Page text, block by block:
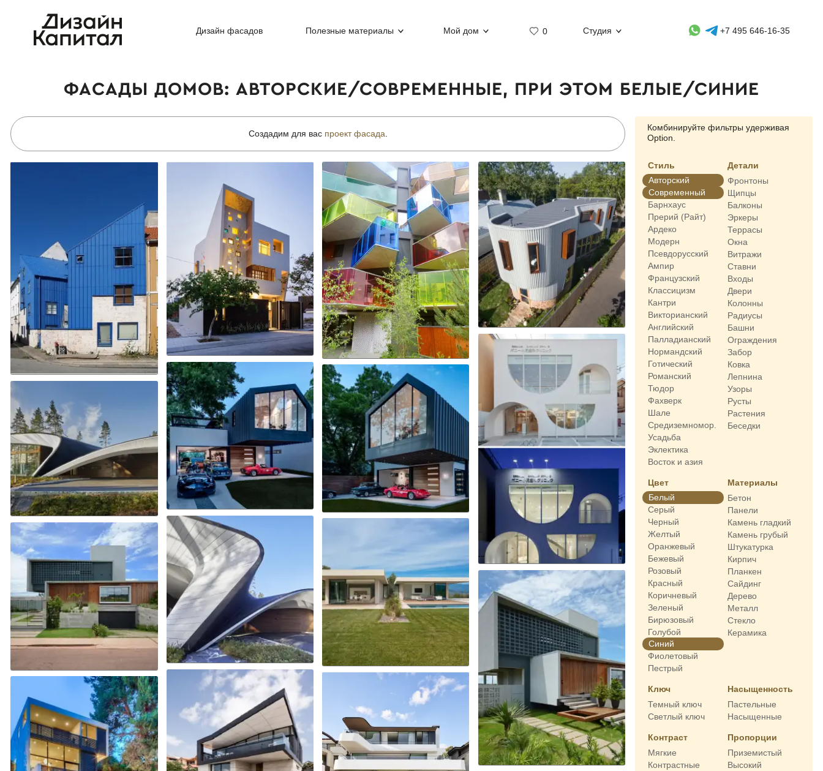
Дизайн фасадов Полезные материалы Мой дом 0 Студия Whatsapp контакт
Telegram контакт
+7 495 646-16-35
ФАСАДЫ ДОМОВ: АВТОРСКИЕ/СОВРЕМЕННЫЕ, ПРИ ЭТОМ БЕЛЫЕ/СИНИЕ
Комбинируйте фильтры удерживая
Option.
Стиль
Авторский
Современный
Барнхаус
Прерий (Райт)
Ардеко
Модерн
Псевдорусский
Ампир
Французский
Классицизм
Кантри
Викторианский
Английский
Палладианский
Нормандский
Готический
Романский
Тюдор
Фахверк
Шале
Средиземномор.
Усадьба
Эклектика
Восток и азия
Детали
Фронтоны
Щипцы
Балконы
Эркеры
Террасы
Окна
Витражи
Ставни
Входы
Двери
Колонны
Радиусы
Башни
Ограждения
Забор
Ковка
Лепнина
Узоры
Русты
Растения
Беседки
Цвет
Белый
Серый
Черный
Желтый
Оранжевый
Бежевый
Розовый
Красный
Коричневый
Зеленый
Бирюзовый
Голубой
Синий
Фиолетовый
Пестрый
Материалы
Бетон
Панели
Камень гладкий
Камень грубый
Штукатурка
Кирпич
Планкен
Сайдинг
Дерево
Металл
Стекло
Керамика
Ключ
Темный ключ
Светлый ключ
Насыщенность
Пастельные
Насыщенные
Контраст
Мягкие
Контрастные
Пропорции
Приземистый
Высокий
Создадим для вас проект фасада.